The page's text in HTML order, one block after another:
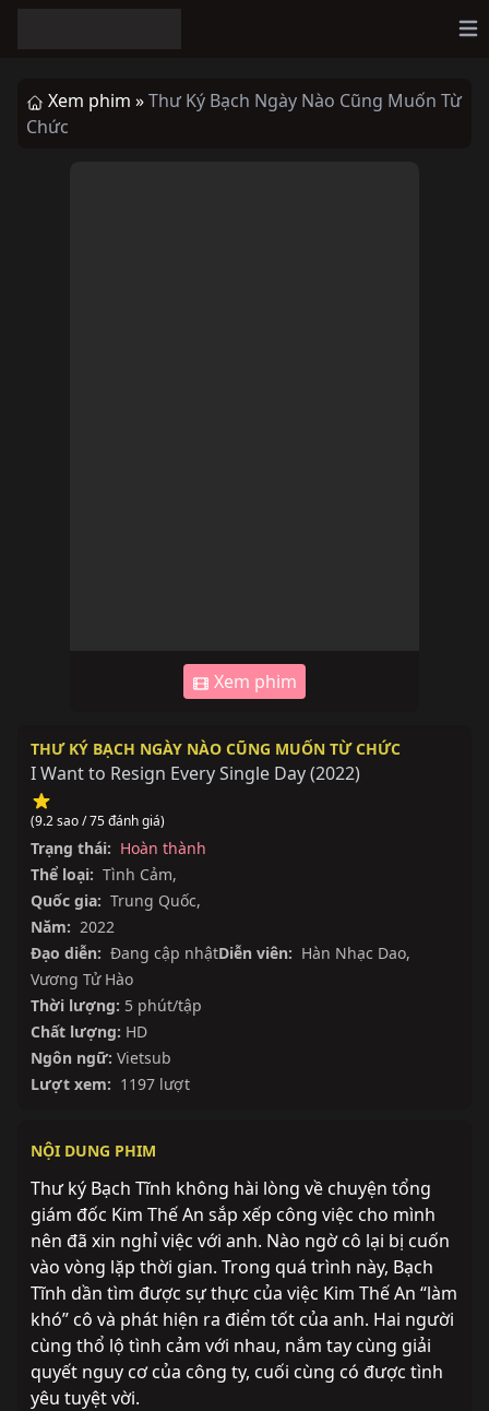
Xem phim »Thư Ký Bạch Ngày Nào Cũng Muốn Từ
Chức
Xem phim
THƯ KÝ BẠCH NGÀY NÀO CŨNG MUỐN TỪ CHỨC
I Want to Resign Every Single Day(2022)
(9.2 sao / 75 đánh giá)
Trạng thái: Hoàn thành
Thể loại: Tình Cảm,
Quốc gia: Trung Quốc,
Năm: 2022
Đạo diễn: Đang cập nhậtDiễn viên: Hàn Nhạc Dao,
Vương Tử Hào
Thời lượng: 5 phút/tập
Chất lượng: HD
Ngôn ngữ: Vietsub
Lượt xem: 1197 lượt
NỘI DUNG PHIM
Thư ký Bạch Tĩnh không hài lòng về chuyện tổng
giám đốc Kim Thế An sắp xếp công việc cho mình
nên đã xin nghỉ việc với anh. Nào ngờ cô lại bị cuốn
vào vòng lặp thời gian. Trong quá trình này, Bạch
Tĩnh dần tìm được sự thực của việc Kim Thế An “làm
khó” cô và phát hiện ra điểm tốt của anh. Hai người
cùng thổ lộ tình cảm với nhau, nắm tay cùng giải
quyết nguy cơ của công ty, cuối cùng có được tình
yêu tuyệt vời.